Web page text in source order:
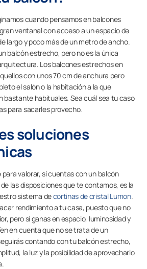
cuando pensamos en balcones
ventanal con acceso a un espacio de
largo y poco más de un metro de ancho.
balcón estrecho, pero no es la única
Los balcones estrechos en
con unos 70 cm de anchura pero
el salón o la habitación a la que
bastante habituales. Sea cuál sea tu caso
para sacarles provecho.
soluciones
valorar, si cuentas con un balcón
las disposiciones que te contamos, es la
sistema decortinas de cristal Lumon.
rendimiento a tu casa, puesto que no
pero sí ganas en espacio, luminosidad y
en cuenta que no se trata de un
contando con tu balcón estrecho,
la luz y la posibilidad de aprovecharlo